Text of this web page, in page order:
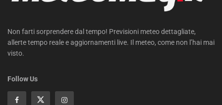
Non farti sorprendere dal tempo! Previsioni meteo dettagliate,
allerte tempo reale e aggiornamenti live. Il meteo, come non l’hai mai
visto.
Follow Us